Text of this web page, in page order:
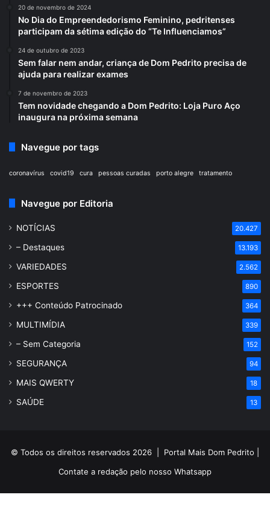
20 de novembro de 2024
No Dia do Empreendedorismo Feminino, pedritenses
participam da sétima edição do “Te Influenciamos”
24 de outubro de 2023
Sem falar nem andar, criança de Dom Pedrito precisa de
ajuda para realizar exames
7 de novembro de 2023
Tem novidade chegando a Dom Pedrito: Loja Puro Aço
inaugura na próxima semana
Navegue por tags
coronavírus covid19 cura pessoas curadas porto alegre tratamento
Navegue por Editoria
NOTÍCIAS 20.427
– Destaques 13.193
VARIEDADES 2.562
ESPORTES 890
+++ Conteúdo Patrocinado 364
MULTIMÍDIA 339
– Sem Categoria 152
SEGURANÇA 94
MAIS QWERTY 18
SAÚDE 13
© Todos os direitos reservados 2026 | Portal Mais Dom Pedrito
Contate a redação pelo nosso Whatsapp